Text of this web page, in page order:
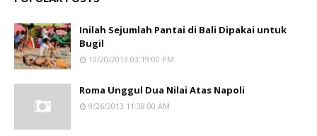
Inilah Sejumlah Pantai di Bali Dipakai untuk
Bugil
10/20/2013 03:19:00 PM
Roma Unggul Dua Nilai Atas Napoli
9/26/2013 11:38:00 AM